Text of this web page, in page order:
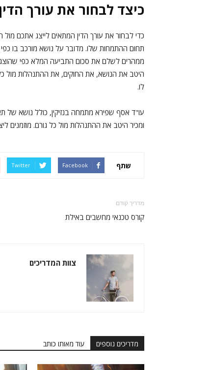
כיצד לבחור את עורך
כדי לבחור את עורך הדין המתאים לייצג אתכם מול
תחום ההתמחות שלו. מדובר על נושא מורכב בו
ממהרים לשלם את סכום התביעה המלא כפי שהוצג
היטב את הנושא, את החוקים, את ההתנהלות מול
לו.
עו"ד אסף שפירא מתמחה בנזיקין, כולל נושא של
ומכיר היטב את ההתנהלות מול כל גורם. מוזמנים
שתף Facebook
Twitter
מדריך קודם
קורס טכנאי מחשבים באילת
צוות המדריכים
מדריכים נוספים עוד מאותו כותב